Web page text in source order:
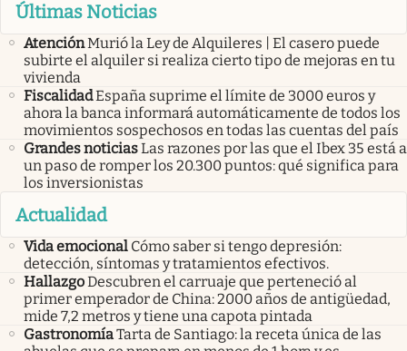
Últimas Noticias
AtenciónMurió la Ley de Alquileres | El casero puede
subirte el alquiler si realiza cierto tipo de mejoras en tu
vivienda
FiscalidadEspaña suprime el límite de 3000 euros y
ahora la banca informará automáticamente de todos los
movimientos sospechosos en todas las cuentas del país
Grandes noticiasLas razones por las que el Ibex 35 está a
un paso de romper los 20.300 puntos: qué significa para
los inversionistas
Actualidad
Vida emocional Cómo saber si tengo depresión:
detección, síntomas y tratamientos efectivos.
HallazgoDescubren el carruaje que perteneció al
primer emperador de China: 2000 años de antigüedad,
mide 7,2 metros y tiene una capota pintada
GastronomíaTarta de Santiago: la receta única de las